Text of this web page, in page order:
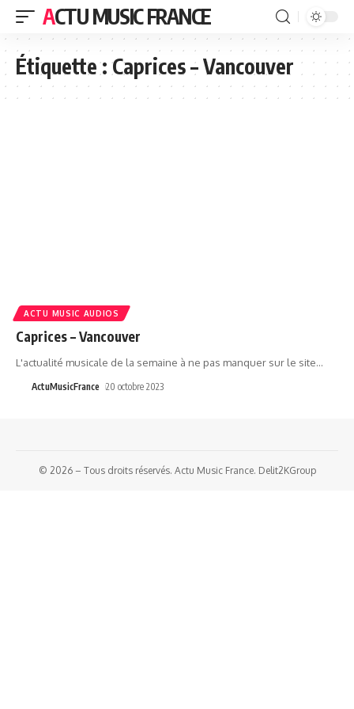
ACTU MUSIC FRANCE
Étiquette :Caprices – Vancouver
ACTU MUSIC AUDIOS
Caprices – Vancouver
L'actualité musicale de la semaine à ne pas manquer sur le site…
ActuMusicFrance 20 octobre 2023
© 2026 – Tous droits réservés. Actu Music France. Delit2KGroup